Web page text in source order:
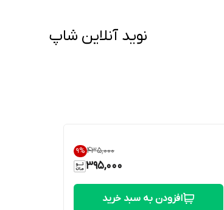
نوید آنلاین شاپ
۴۳۵٬۰۰۰ 9%
395,000
افزودن به سبد خرید